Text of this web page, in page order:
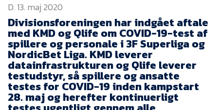
EfB Akademi
Sydvestjysk Fodbold
Samarbejde
Partnere
Blue Water Arena
Aktionærinformation
Kontakt
D. 13. maj 2020
Divisionsforeningen har indgået aftale
med KMD og Qlife om COVID-19-test af
spillere og personale i 3F Superliga og
NordicBet Liga. KMD leverer
datainfrastrukturen og Qlife leverer
testudstyr, så spillere og ansatte
testes for COVID-19 inden kampstart
28. maj og herefter kontinuerligt